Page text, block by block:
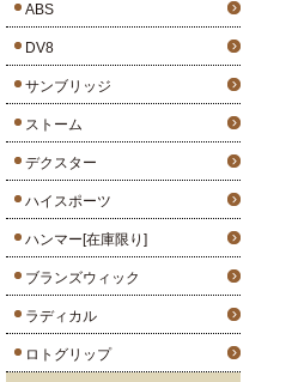
ABS
DV8
サンブリッジ
ストーム
デクスター
ハイスポーツ
ハンマー[在庫限り]
ブランズウィック
ラディカル
ロトグリップ